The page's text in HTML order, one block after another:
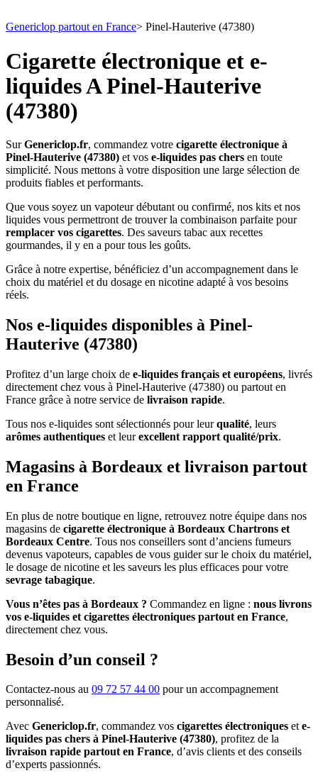
Genericlop partout en France> Pinel-Hauterive (47380)
Cigarette électronique et e-
liquides A Pinel-Hauterive
(47380)
SurGenericlop.fr, commandez votre cigarette électronique à
Pinel-Hauterive (47380) et vos e-liquides pas chers en toute
simplicité. Nous mettons à votre disposition une large sélection de
produits fiables et performants.
Que vous soyez un vapoteur débutant ou confirmé, nos kits et nos
liquides vous permettront de trouver la combinaison parfaite pour
remplacer vos cigarettes. Des saveurs tabac aux recettes
gourmandes, il y en a pour tous les goûts.
Grâce à notre expertise, bénéficiez d’un accompagnement dans le
choix du matériel et du dosage en nicotine adapté à vos besoins
réels.
Nos e-liquides disponibles à Pinel-
Hauterive (47380)
Profitez d’un large choix de e-liquides français et européens, livrés
directement chez vous à Pinel-Hauterive (47380) ou partout en
France grâce à notre service de livraison rapide.
Tous nos e-liquides sont sélectionnés pour leurqualité, leurs
arômes authentiques et leurexcellent rapport qualité/prix.
Magasins à Bordeaux et livraison partout
en France
En plus de notre boutique en ligne, retrouvez notre équipe dans nos
magasins de cigarette électronique à Bordeaux Chartrons et
Bordeaux Centre. Tous nos conseillers sont d’anciens fumeurs
devenus vapoteurs, capables de vous guider sur le choix du matériel,
le dosage de nicotine et les saveurs les plus efficaces pour votre
sevrage tabagique.
Vous n’êtes pas à Bordeaux ? Commandez en ligne : nous livrons
vos e-liquides et cigarettes électroniques partout en France,
directement chez vous.
Besoin d’un conseil ?
Contactez-nous au 09 72 57 44 00 pour un accompagnement
personnalisé.
Avec Genericlop.fr, commandez vos cigarettes électroniques ete-
liquides pas chers à Pinel-Hauterive (47380), profitez de la
livraison rapide partout en France, d’avis clients et des conseils
d’experts passionnés.